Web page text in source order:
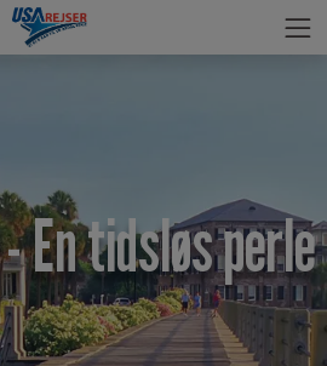
En tidsløs perle